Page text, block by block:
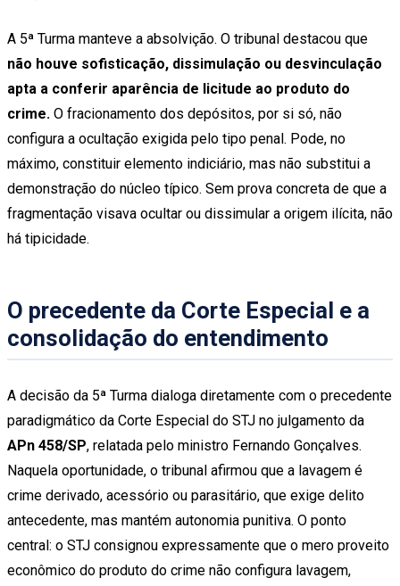
A 5ª Turma manteve a absolvição. O tribunal destacou que
não houve sofisticação, dissimulação ou desvinculação
apta a conferir aparência de licitude ao produto do
crime. O fracionamento dos depósitos, por si só, não
configura a ocultação exigida pelo tipo penal. Pode, no
máximo, constituir elemento indiciário, mas não substitui a
demonstração do núcleo típico. Sem prova concreta de que a
fragmentação visava ocultar ou dissimular a origem ilícita, não
há tipicidade.
O precedente da Corte Especial e a
consolidação do entendimento
A decisão da 5ª Turma dialoga diretamente com o precedente
paradigmático da Corte Especial do STJ no julgamento da
APn 458/SP, relatada pelo ministro Fernando Gonçalves.
Naquela oportunidade, o tribunal afirmou que a lavagem é
crime derivado, acessório ou parasitário, que exige delito
antecedente, mas mantém autonomia punitiva. O ponto
central: o STJ consignou expressamente que o mero proveito
econômico do produto do crime não configura lavagem,